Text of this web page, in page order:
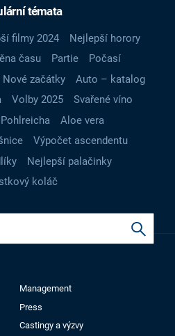
témata
filmy 2024
Nejlepší horory
času Partie
Počasí
Nové začátky
Auto – katalog
Volby 2025
Svařené víno
Aloe vera
Výpočet ascendentu
Nejlepší palačinky
koláč
Management
Press
Castingy a výzvy